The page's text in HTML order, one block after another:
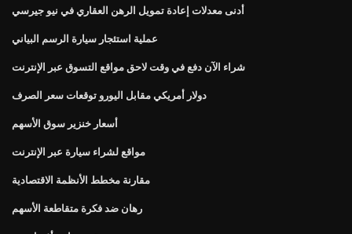
أدنى معدلات إعادة تمويل الرهن العقاري في نيو جيرسي
عملية استئجار سيارة الرسم البياني
شراء الآن دفع في وقت لاحق مواقع التسوق عبر الإنترنت
دولار أمريكي مقابل اليورو توقعات سعر الصرف
أسعار خنزير سوق الأسهم
مواقع لشراء سيارة عبر الإنترنت
مقارنة مخطط الأنظمة الاقتصادية
رهان ضد فكرة متقاطعة الأسهم